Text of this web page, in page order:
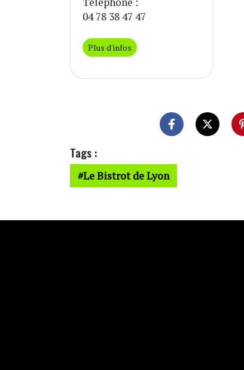
04 78 38 47 47
Plus d'infos
Tags :
Le Bistrot de Lyon